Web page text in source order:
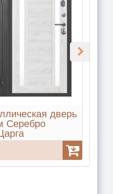
дверь
Серебро